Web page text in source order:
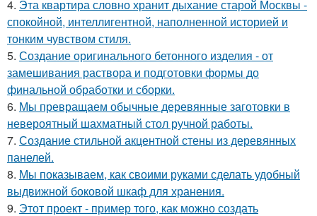
4. Эта квартира словно хранит дыхание старой Москвы -
спокойной, интеллигентной, наполненной историей и
тонким чувством стиля.
5. Создание оригинального бетонного изделия - от
замешивания раствора и подготовки формы до
финальной обработки и сборки.
6. Мы превращаем обычные деревянные заготовки в
невероятный шахматный стол ручной работы.
7. Создание стильной акцентной стены из деревянных
панелей.
8. Мы показываем, как своими руками сделать удобный
выдвижной боковой шкаф для хранения.
9. Этот проект - пример того, как можно создать